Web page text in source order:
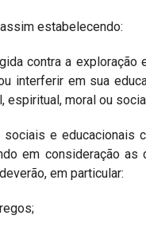
estabelecendo:
contra a exploração
interferir em sua
espiritual, moral ou
e educacionais
em consideração as
em particular: